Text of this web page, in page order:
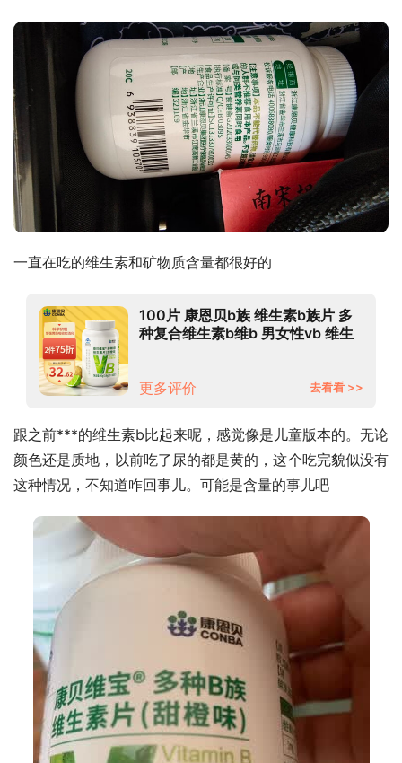
一直在吃的维生素和矿物质含量都很好的
100片 康恩贝b族 维生素b族片 多
种复合维生素b维b 男女性vb 维生
更多评价 去看看 >>
跟之前***的维生素b比起来呢，感觉像是儿童版本的。无论
颜色还是质地，以前吃了尿的都是黄的，这个吃完貌似没有
这种情况，不知道咋回事儿。可能是含量的事儿吧